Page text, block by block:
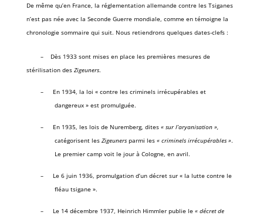
De même qu’en France, la réglementation allemande contre les Tsiganes
n’est pas née avec la Seconde Guerre mondiale, comme en témoigne la
chrono­logie sommaire qui suit. Nous retiendrons quelques dates-clefs :
– Dès 1933 sont mises en place les premières mesures de
stérilisation des Zigeuners.
–
En 1934, la loi « contre les criminels irrécupérables et
dangereux » est promulguée.
– En 1935, les lois de Nuremberg, dites « sur l’aryanisation »,
catégorisent les Zigeunersparmi les « criminels irrécupérables ».
Le premier camp voit le jour à Cologne, en avril.
–
Le 6 juin 1936, promulgation d’un décret sur « la lutte contre le
fléau tsigane ».
– Le 14 décembre 1937, Heinrich Himmler publie le « décret de